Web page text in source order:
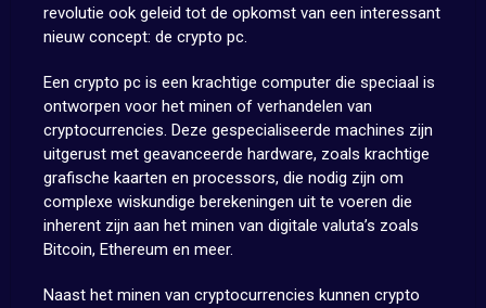
revolutie ook geleid tot de opkomst van een interessant
nieuw concept: de crypto pc.
Een crypto pc is een krachtige computer die speciaal is
ontworpen voor het minen of verhandelen van
cryptocurrencies. Deze gespecialiseerde machines zijn
uitgerust met geavanceerde hardware, zoals krachtige
grafische kaarten en processors, die nodig zijn om
complexe wiskundige berekeningen uit te voeren die
inherent zijn aan het minen van digitale valuta’s zoals
Bitcoin, Ethereum en meer.
Naast het minen van cryptocurrencies kunnen crypto